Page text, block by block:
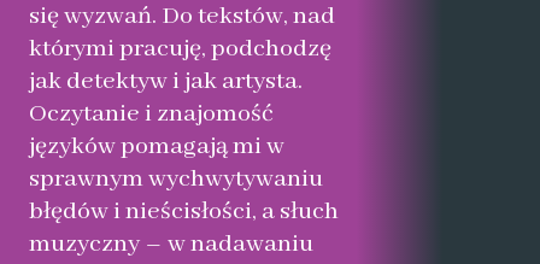
się wyzwań. Do tekstów, nad
którymi pracuję, podchodzę
jak detektyw i jak artysta.
Oczytanie i znajomość
języków pomagają mi w
sprawnym wychwytywaniu
błędów i nieścisłości, a słuch
muzyczny – w nadawaniu